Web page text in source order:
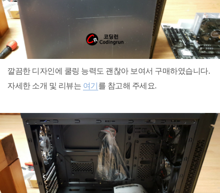
깔끔한 디자인에 쿨링 능력도 괜찮아 보여서 구매하였습니다.
자세한 소개 및 리뷰는 여기 를 참고해 주세요.